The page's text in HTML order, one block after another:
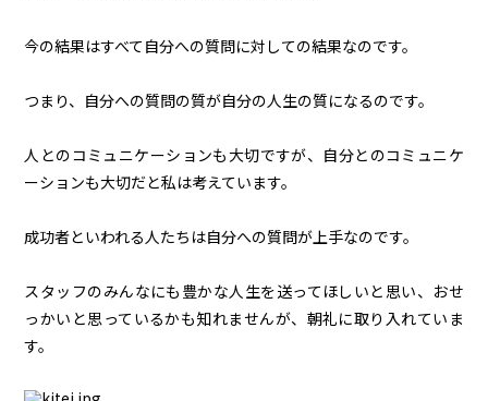
今の結果はすべて自分への質問に対しての結果なのです。
つまり、自分への質問の質が自分の人生の質になるのです。
人とのコミュニケーションも大切ですが、自分とのコミュニケ
ーションも大切だと私は考えています。
成功者といわれる人たちは自分への質問が上手なのです。
スタッフのみんなにも豊かな人生を送ってほしいと思い、おせ
っかいと思っているかも知れませんが、朝礼に取り入れていま
す。